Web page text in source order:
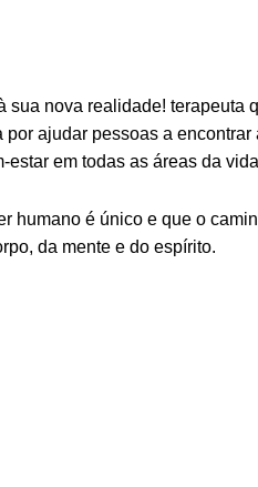
sua nova realidade! terapeuta
por ajudar pessoas a
estar em todas as áreas da
humano é único e que o
da mente e do espírito.